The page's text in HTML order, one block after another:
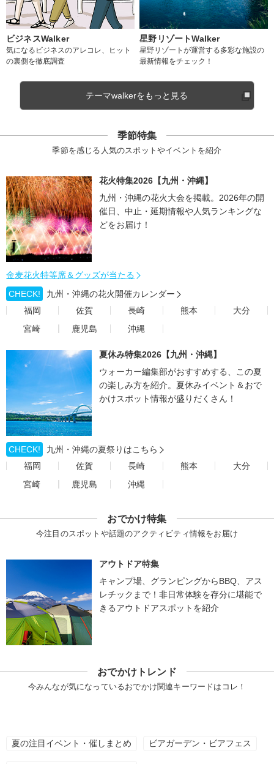
ビジネスWalker
気になるビジネスのアレコレ、ヒット
の裏側を徹底調査
星野リゾートWalker
星野リゾートが運営する多彩な施設の
最新情報をチェック！
テーマwalkerをもっと見る
季節特集
季節を感じる人気のスポットやイベントを紹介
花火特集2026【九州・沖縄】
九州・沖縄の花火大会を掲載。2026年の開
催日、中止・延期情報や人気ランキングな
どをお届け！
金麦花火特等席＆グッズが当たる
CHECK!
九州・沖縄の花火開催カレンダー
福岡
佐賀 長崎 熊本
大分
宮崎
鹿児島 沖縄
夏休み特集2026【九州・沖縄】
ウォーカー編集部がおすすめする、この夏
の楽しみ方を紹介。夏休みイベント＆おで
かけスポット情報が盛りだくさん！
CHECK!
九州・沖縄の夏祭りはこちら
福岡
佐賀 長崎 熊本
大分
宮崎
鹿児島 沖縄
おでかけ特集
今注目のスポットや話題のアクティビティ情報をお届け
アウトドア特集
キャンプ場、グランピングからBBQ、アス
レチックまで！非日常体験を存分に堪能で
きるアウトドアスポットを紹介
おでかけトレンド
今みんなが気になっているおでかけ関連キーワードはコレ！
夏の注目イベント・催しまとめ ビアガーデン・ビアフェス